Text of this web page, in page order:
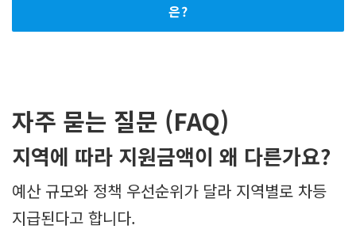
은?
자주 묻는 질문 (FAQ)
지역에 따라 지원금액이 왜 다른가요?
예산 규모와 정책 우선순위가 달라 지역별로 차등
지급된다고 합니다.